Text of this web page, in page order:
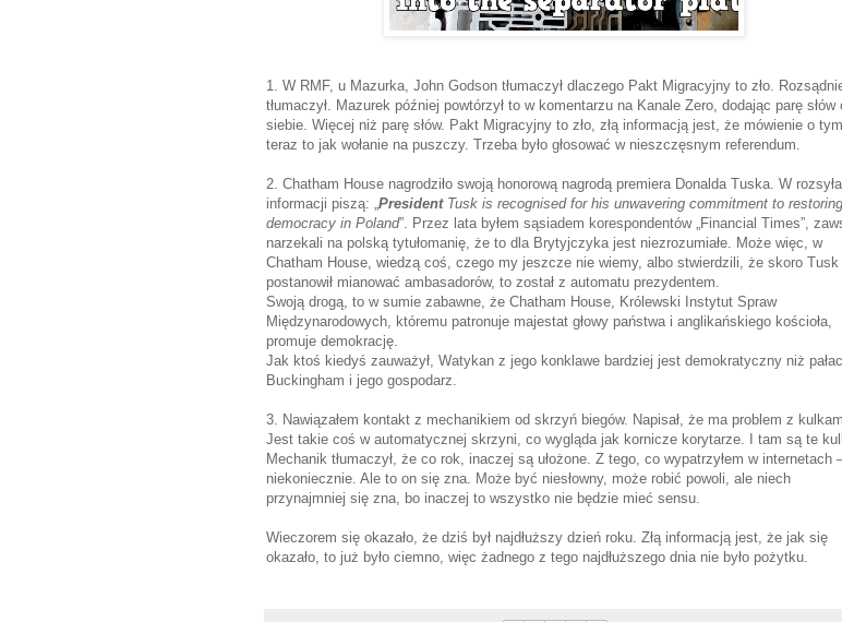
1. W RMF, u Mazurka, John Godson tłumaczył dlaczego Pakt Migracyjny to zło.
tłumaczył. Mazurek później powtórzył to w komentarzu na Kanale Zero, dodając parę słów
siebie. Więcej niż parę słów. Pakt Migracyjny to zło, złą informacją jest, że mówienie o tym
teraz to jak wołanie na puszczy. Trzeba było głosować w nieszczęsnym referendum.
2. Chatham House nagrodziło swoją honorową nagrodą premiera Donalda Tuska. W
informacji piszą: „PresidentTusk is recognised for his unwavering commitment to restoring
democracy in Poland”. Przez lata byłem sąsiadem korespondentów „Financial Times”,
narzekali na polską tytułomanię, że to dla Brytyjczyka jest niezrozumiałe. Może więc, w
Chatham House, wiedzą coś, czego my jeszcze nie wiemy, albo stwierdzili, że skoro Tusk
postanowił mianować ambasadorów, to został z automatu prezydentem.
Swoją drogą, to w sumie zabawne, że Chatham House, Królewski Instytut Spraw
Międzynarodowych, któremu patronuje majestat głowy państwa i anglikańskiego kościoła,
promuje demokrację.
Jak ktoś kiedyś zauważył, Watykan z jego konklawe bardziej jest demokratyczny niż pałac
Buckingham i jego gospodarz.
3. Nawiązałem kontakt z mechanikiem od skrzyń biegów. Napisał, że ma problem z
Jest takie coś w automatycznej skrzyni, co wygląda jak kornicze korytarze. I tam są te
Mechanik tłumaczył, że co rok, inaczej są ułożone. Z tego, co wypatrzyłem w internetach
niekoniecznie. Ale to on się zna. Może być niesłowny, może robić powoli, ale niech
przynajmniej się zna, bo inaczej to wszystko nie będzie mieć sensu.
Wieczorem się okazało, że dziś był najdłuższy dzień roku. Złą informacją jest, że jak się
okazało, to już było ciemno, więc żadnego z tego najdłuższego dnia nie było pożytku.